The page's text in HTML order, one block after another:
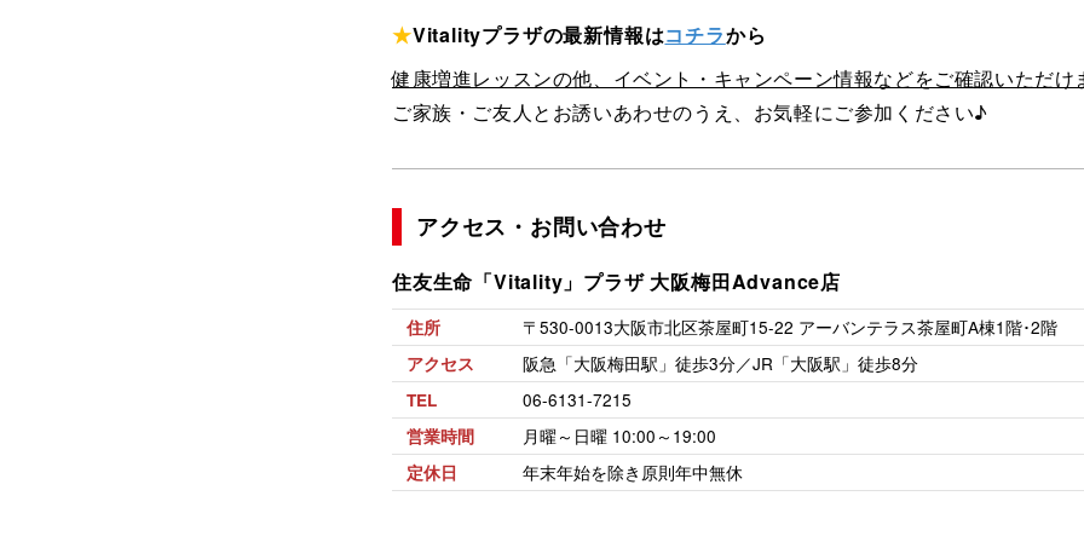
★Vitalityプラザの最新情報はコチラから
健康増進レッスンの他、イベント・キャンペーン情報などをご確認いただけ
ご家族・ご友人とお誘いあわせのうえ、お気軽にご参加ください♪
アクセス・お問い合わせ
住友生命「Vitality」プラザ 大阪梅田Advance店
住所 〒530-0013大阪市北区茶屋町15-22 アーバンテラス茶屋町A棟1階･2階
アクセス 阪急「大阪梅田駅」徒歩3分／JR「大阪駅」徒歩8分
TEL 06-6131-7215
営業時間 月曜～日曜 10:00～19:00
定休日 年末年始を除き原則年中無休